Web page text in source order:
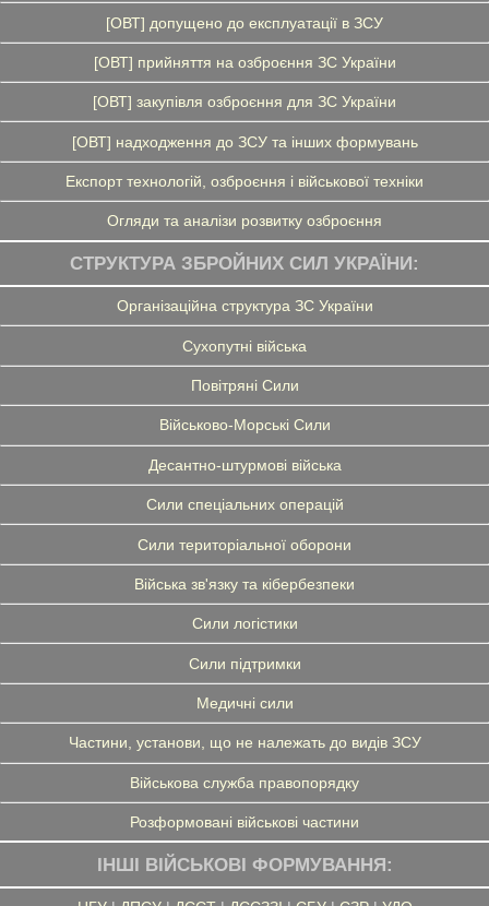
[ОВТ] допущено до експлуатації в ЗСУ
[ОВТ] прийняття на озброєння ЗС України
[ОВТ] закупівля озброєння для ЗС України
[ОВТ] надходження до ЗСУ та інших формувань
Експорт технологій, озброєння і військової техніки
Огляди та аналізи розвитку озброєння
СТРУКТУРА ЗБРОЙНИХ СИЛ УКРАЇНИ:
Організаційна структура ЗС України
Сухопутні війська
Повітряні Сили
Військово-Морські Сили
Десантно-штурмові війська
Сили спеціальних операцій
Сили територіальної оборони
Війська зв'язку та кібербезпеки
Сили логістики
Сили підтримки
Медичні сили
Частини, установи, що не належать до видів ЗСУ
Військова служба правопорядку
Розформовані військові частини
ІНШІ ВІЙСЬКОВІ ФОРМУВАННЯ: